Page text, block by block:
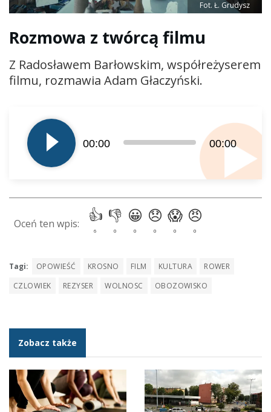
Fot. Ł. Grudysz
Rozmowa z twórcą filmu
Z Radosławem Barłowskim, współreżyserem
filmu, rozmawia Adam Głaczyński.
plików
dźwiękowych
00:00 00:00
Tagi: OPOWIEŚĆ KROSNO FILM KULTURA
ROWER
CZLOWIEK
REZYSER WOLNOSC OBOZOWISKO
Zobacz także